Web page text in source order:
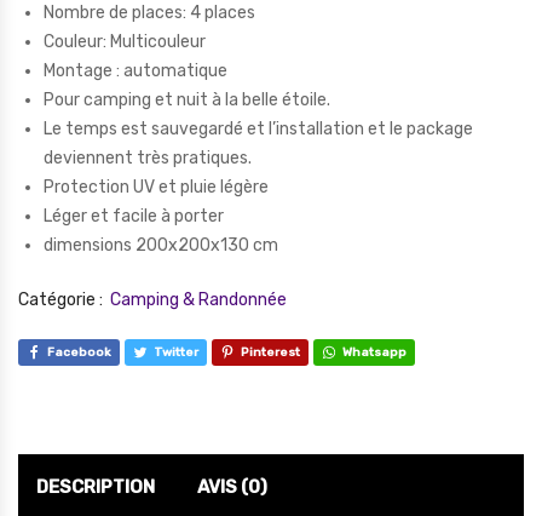
Nombre de places: 4 places
Couleur: Multicouleur
Montage : automatique
Pour camping et nuit à la belle étoile.
Le temps est sauvegardé et l’installation et le package
deviennent très pratiques.
Protection UV et pluie légère
Léger et facile à porter
dimensions 200x200x130 cm
Catégorie : Camping & Randonnée
Facebook Twitter Pinterest Whatsapp
DESCRIPTION AVIS (0)